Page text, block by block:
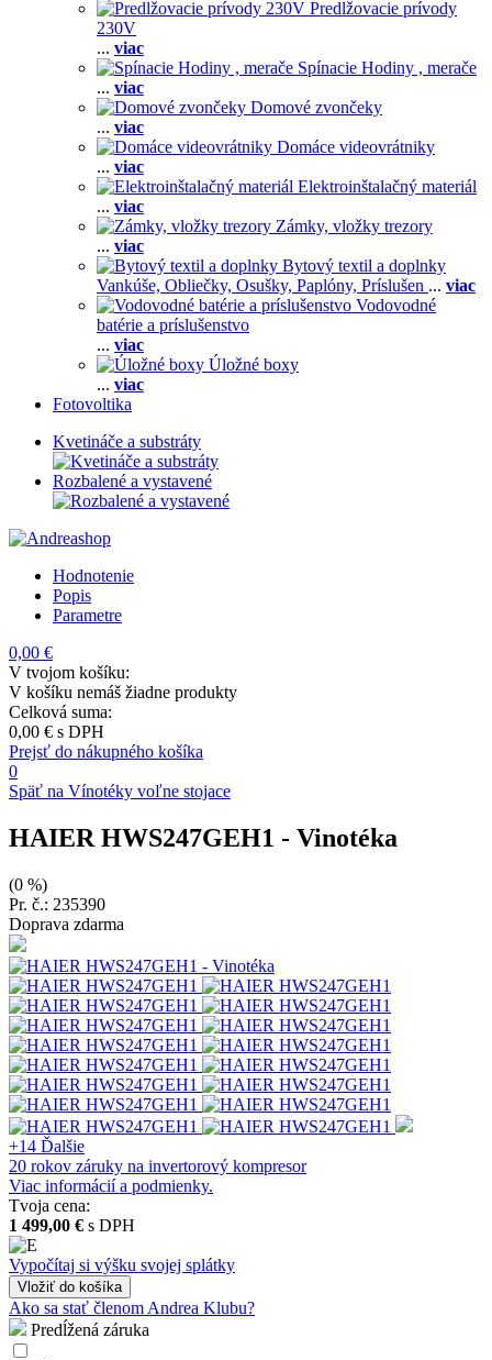
Predlžovacie prívody
230V
... viac
Spínacie Hodiny , merače
... viac
Domové zvončeky
... viac
Domáce videovrátniky
... viac
Elektroinštalačný materiál
... viac
Zámky, vložky trezory
... viac
Bytový textil a doplnky
Vankúše, Obliečky, Osušky, Paplóny, Príslušen ... viac
Vodovodné
batérie a príslušenstvo
... viac
Úložné boxy
... viac
Fotovoltika
Kvetináče a substráty
Rozbalené a vystavené
Hodnotenie
Popis
Parametre
0,00 €
V tvojom košíku:
V košíku nemáš žiadne produkty
Celková suma:
0,00 € s DPH
Prejsť do nákupného košíka
0
Späť na Vínotéky voľne stojace
HAIER HWS247GEH1 - Vinotéka
(0 %)
Pr. č.: 235390
Doprava zdarma
+14 Ďalšie
20 rokov záruky na invertorový kompresor
Viac informácií a podmienky.
Tvoja cena:
1 499,00 € s DPH
Vypočítaj si výšku svojej splátky
Vložiť do košíka
Ako sa stať členom Andrea Klubu?
Predĺžená záruka